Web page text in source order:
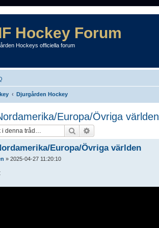
Hockey Forum
Hockeys officiella forum
Djurgården Hockey
Europa/Övriga världen
Sök
Europa/Övriga världen
» 2025-04-27 11:20:10